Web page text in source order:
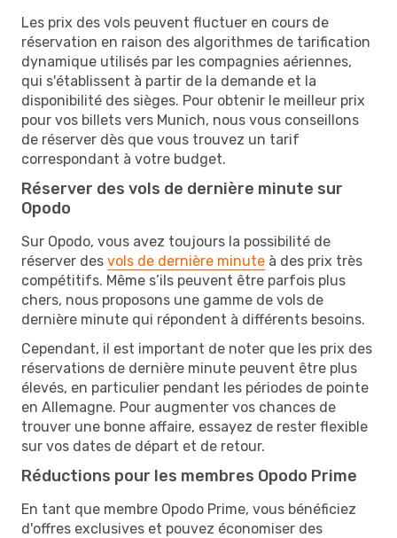
Les prix des vols peuvent fluctuer en cours de
réservation en raison des algorithmes de tarification
dynamique utilisés par les compagnies aériennes,
qui s'établissent à partir de la demande et la
disponibilité des sièges. Pour obtenir le meilleur prix
pour vos billets vers Munich, nous vous conseillons
de réserver dès que vous trouvez un tarif
correspondant à votre budget.
Réserver des vols de dernière minute sur
Opodo
Sur Opodo, vous avez toujours la possibilité de
réserver des vols de dernière minute à des prix très
compétitifs. Même s’ils peuvent être parfois plus
chers, nous proposons une gamme de vols de
dernière minute qui répondent à différents besoins.
Cependant, il est important de noter que les prix des
réservations de dernière minute peuvent être plus
élevés, en particulier pendant les périodes de pointe
en Allemagne. Pour augmenter vos chances de
trouver une bonne affaire, essayez de rester flexible
sur vos dates de départ et de retour.
Réductions pour les membres Opodo Prime
En tant que membre Opodo Prime, vous bénéficiez
d'offres exclusives et pouvez économiser des